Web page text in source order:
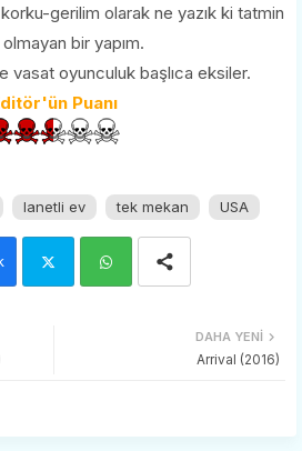
gerilim olarak ne yazık ki tatmin
bir yapım.
vasat oyunculuk başlıca eksiler.
Puanı
lanetli ev tek mekan USA
DAHA YENI
Arrival (2016)